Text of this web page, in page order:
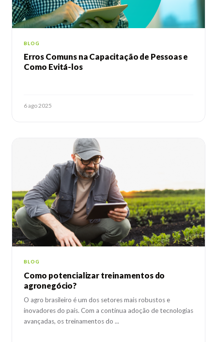
BLOG
Erros Comuns na Capacitação de Pessoas e
Como Evitá-los
6 ago 2025
BLOG
Como potencializar treinamentos do
agronegócio?
O agro brasileiro é um dos setores mais robustos e
inovadores do país. Com a contínua adoção de tecnologias
avançadas, os treinamentos do ...